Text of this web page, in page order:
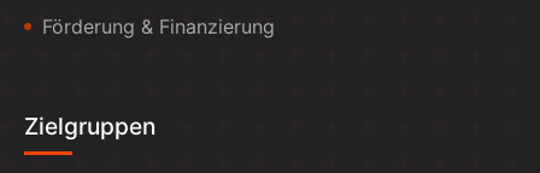
Förderung & Finanzierung
Zielgruppen